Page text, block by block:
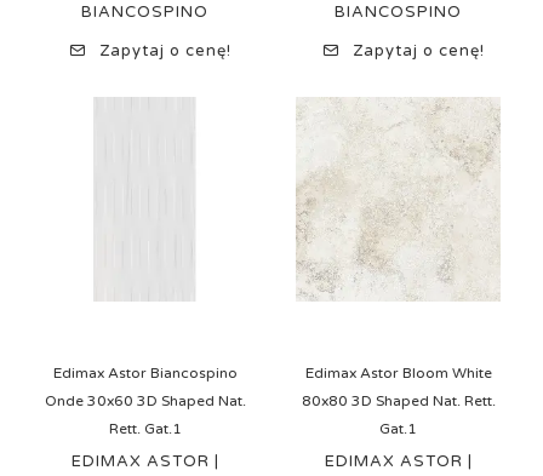
BIANCOSPINO
Zapytaj o cenę!
BIANCOSPINO
Zapytaj o cenę!
Edimax Astor Biancospino
Onde 30x60 3D Shaped Nat.
Rett. Gat.1
EDIMAX ASTOR |
Edimax Astor Bloom White
80x80 3D Shaped Nat. Rett.
Gat.1
EDIMAX ASTOR |